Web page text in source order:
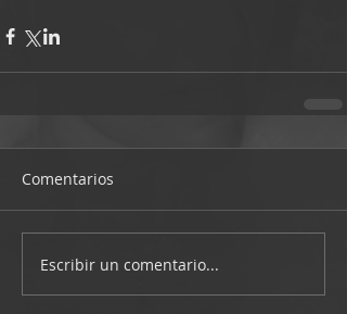
Comentarios
Escribir un comentario...